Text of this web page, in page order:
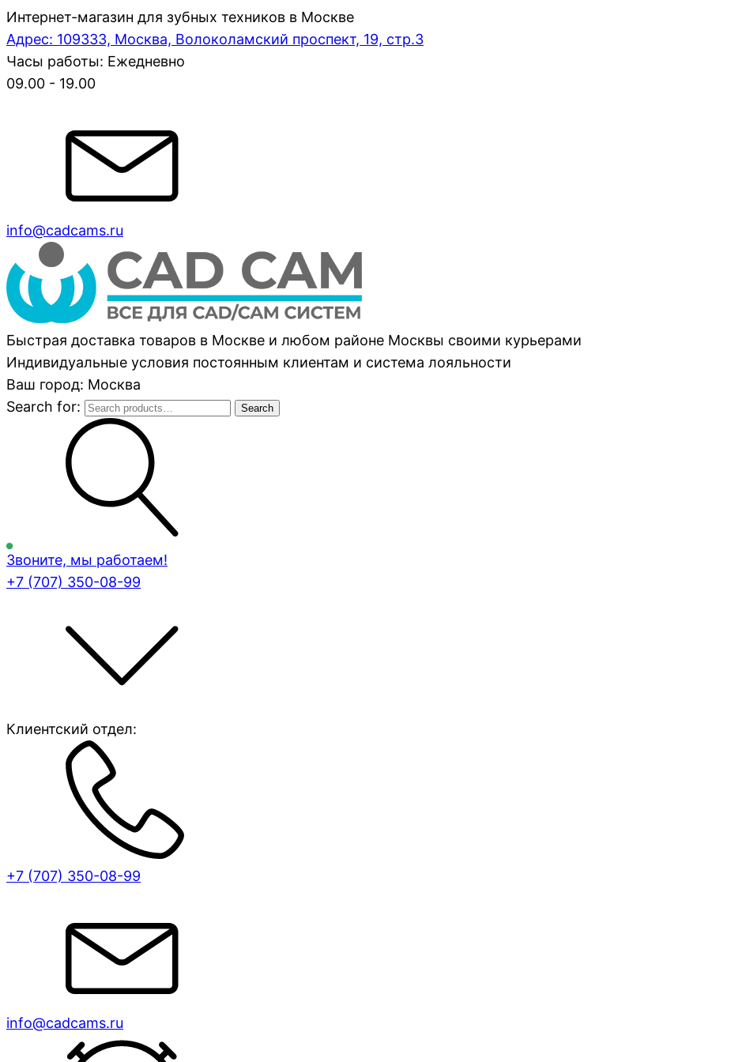
Интернет-магазин для зубных техников в Москве
Адрес: 109333, Москва, Волоколамский проспект, 19, стр.3
Часы работы: Ежедневно
09.00 - 19.00
info@cadcams.ru
Быстрая доставка товаров в Москве и любом районе Москвы своими курьерами
Индивидуальные условия постоянным клиентам и система лояльности
Ваш город: Москва
Search for:
Search
Звоните, мы работаем!
+7 (707) 350-08-99
Клиентский отдел:
+7 (707) 350-08-99
info@cadcams.ru